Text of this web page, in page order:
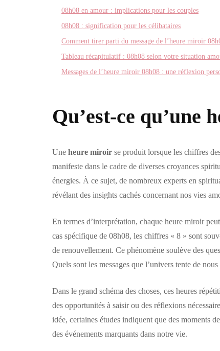
08h08 en amour : implications pour les couples
08h08 : signification pour les célibataires
Comment tirer parti du message de l’heure miroir
Tableau récapitulatif : 08h08 selon votre situation
Messages de l’heure miroir 08h08 : une réflexion
Qu’est-ce qu’une
Une heure miroir se produit lorsque les chiffres
manifeste dans le cadre de diverses croyances
énergies. À ce sujet, de nombreux experts en
révélant des insights cachés concernant nos vies
En termes d’interprétation, chaque heure miroir
cas spécifique de 08h08, les chiffres « 8 » sont
de renouvellement. Ce phénomène soulève des
Quels sont les messages que l’univers tente de
Dans le grand schéma des choses, ces heures
des opportunités à saisir ou des réflexions
idée, certaines études indiquent que des moments
des événements marquants dans notre vie.